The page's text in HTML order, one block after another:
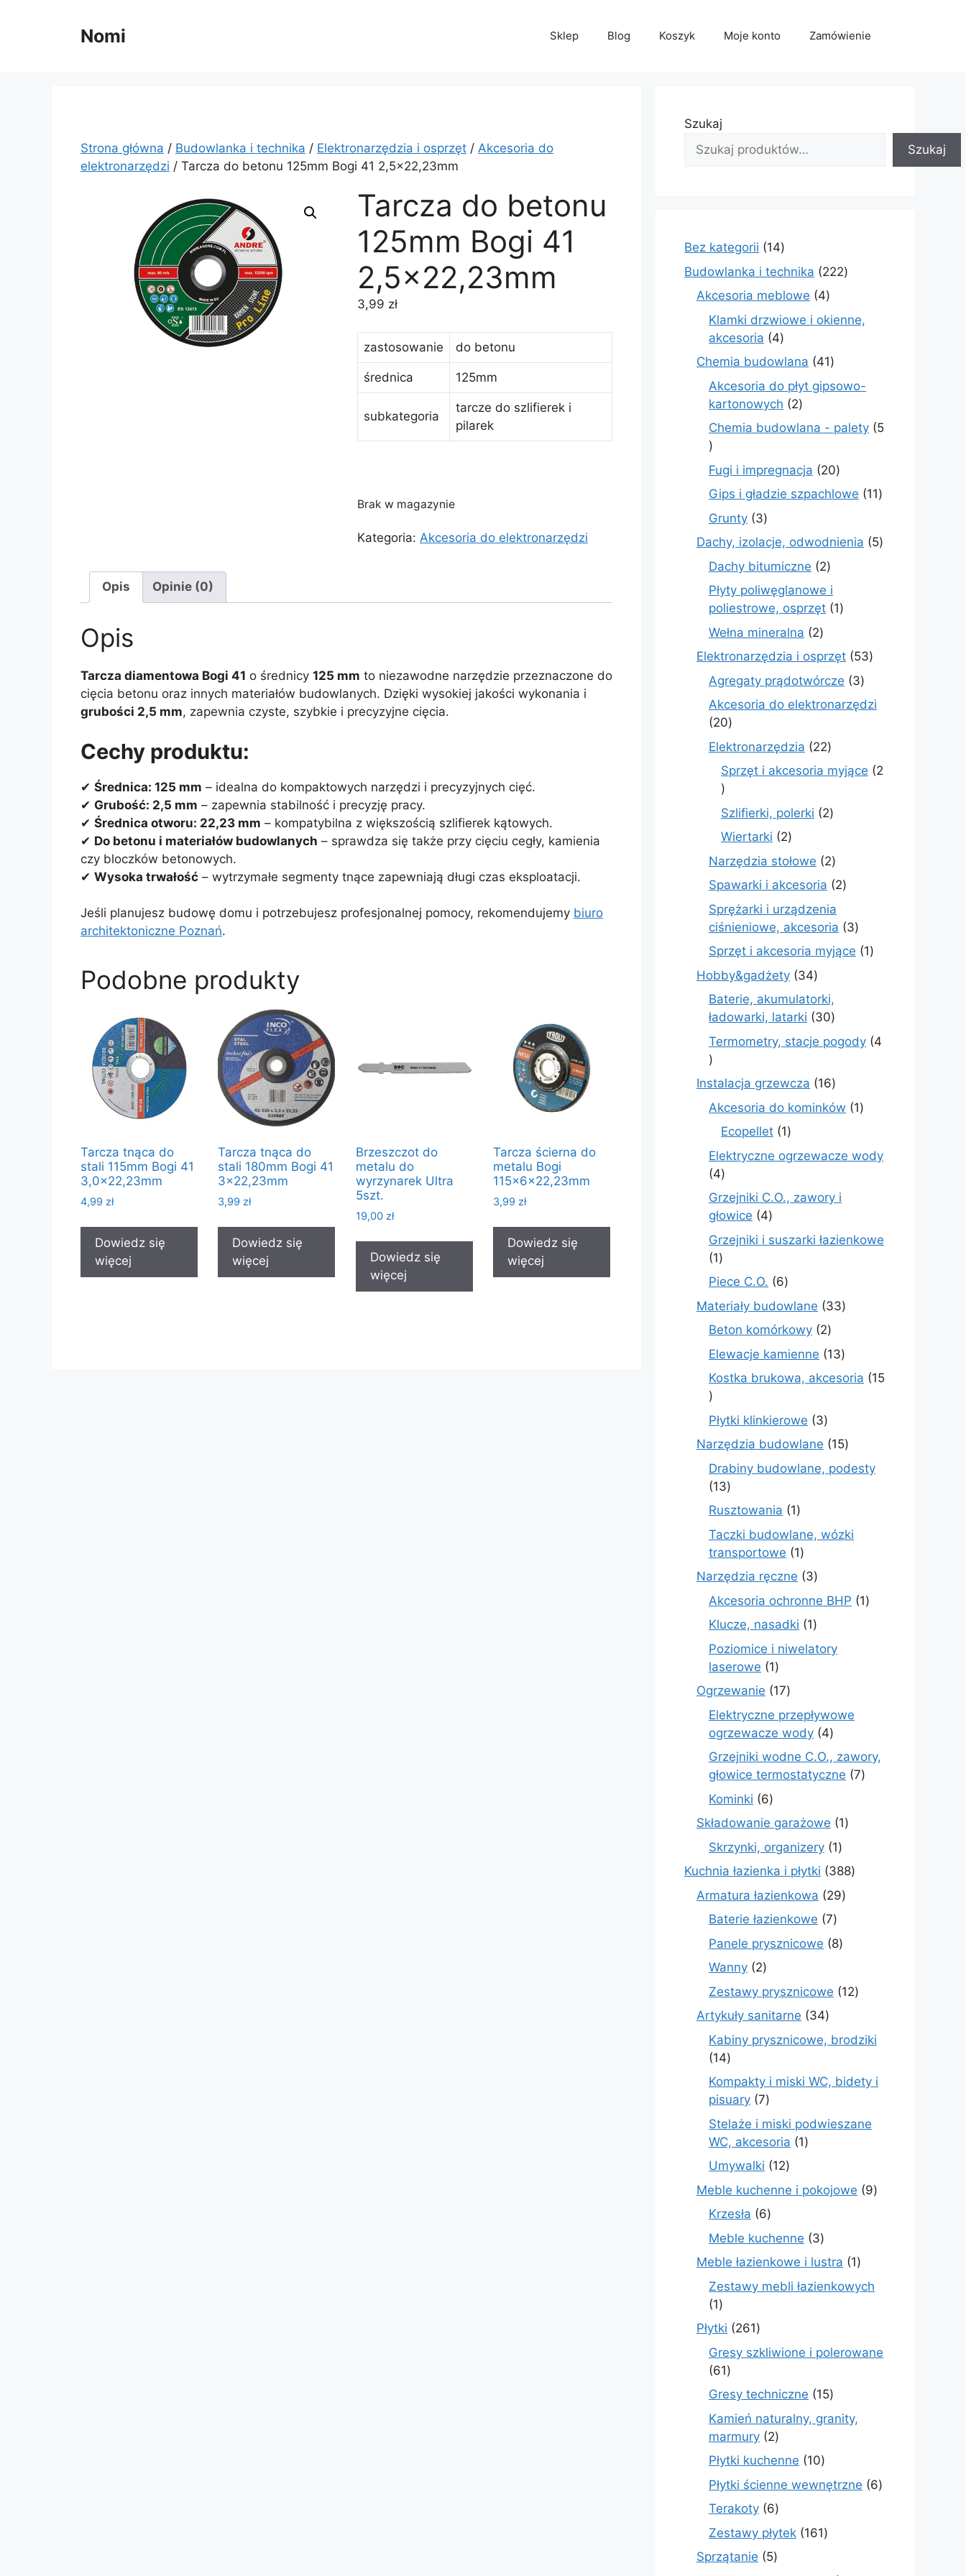
Nomi Sklep Blog Koszyk Moje konto Zamówienie
Strona główna / Budowlanka i technika / Elektronarzędzia i osprzęt / Akcesoria do
elektronarzędzi / Tarcza do betonu 125mm Bogi 41 2,5×22,23mm
Tarcza do betonu
125mm Bogi 41
2,5×22,23mm
3,99 zł
zastosowanie do betonu
średnica 125mm
subkategoria
tarcze do szlifierek i
pilarek
Brak w magazynie
Kategoria: Akcesoria do elektronarzędzi
Opis Opinie (0)
Opis
Tarcza diamentowa Bogi 41 o średnicy 125 mm to niezawodne narzędzie przeznaczone do
cięcia betonu oraz innych materiałów budowlanych. Dzięki wysokiej jakości wykonania i
grubości 2,5 mm, zapewnia czyste, szybkie i precyzyjne cięcia.
Cechy produktu:
✔ Średnica: 125 mm – idealna do kompaktowych narzędzi i precyzyjnych cięć.
✔ Grubość: 2,5 mm – zapewnia stabilność i precyzję pracy.
✔ Średnica otworu: 22,23 mm – kompatybilna z większością szlifierek kątowych.
✔ Do betonu i materiałów budowlanych – sprawdza się także przy cięciu cegły, kamienia
czy bloczków betonowych.
✔ Wysoka trwałość – wytrzymałe segmenty tnące zapewniają długi czas eksploatacji.
Jeśli planujesz budowę domu i potrzebujesz profesjonalnej pomocy, rekomendujemy biuro
architektoniczne Poznań.
Podobne produkty
Tarcza tnąca do
stali 115mm Bogi 41
3,0×22,23mm
4,99 zł
Dowiedz się
więcej
Tarcza tnąca do
stali 180mm Bogi 41
3×22,23mm
3,99zł
Dowiedz się
więcej
Brzeszczot do
metalu do
wyrzynarek Ultra
5szt.
19,00 zł
Dowiedz się
więcej
Tarcza ścierna do
metalu Bogi
115x6x22,23mm
3,99 zł
Dowiedz się
więcej
Szukaj
Szukaj
Bez kategorii 1414
produktów
Budowlanka i technika 222222
Akcesoria meblowe 44
produkty
Klamki drzwiowe i okienne,
akcesoria
44
produkty
Chemia budowlana 4141
Akcesoria do płyt gipsowo-
kartonowych
22
produkty
Chemia budowlana - palety 5
5
produktów
Fugi i impregnacja 2020
produktów
Gips i gładzie szpachlowe 1111
Grunty 33
produkty
Dachy, izolacje, odwodnienia 55
Dachy bitumiczne 22
produkty
Płyty poliwęglanowe i
poliestrowe, osprzęt 11
Wełna mineralna 22
produkty
Elektronarzędzia i osprzęt 5353
Agregaty prądotwórcze 33
produkty
Akcesoria do elektronarzędzi
2020
produktów
Elektronarzędzia 2222
produkty
Sprzęt i akcesoria myjące
2
2
produkty
Szlifierki, polerki 22
Wiertarki 22
produkty
Narzędzia stołowe 22
produkty
Spawarki i akcesoria 22
Sprężarki i urządzenia
ciśnieniowe, akcesoria
33
produkty
Sprzęt i akcesoria myjące 11
Hobby&gadżety 3434
produkty
Baterie, akumulatorki,
ładowarki, latarki
3030
produktów
Termometry, stacje pogody 4
4
produkty
Instalacja grzewcza 1616
produktów
Akcesoria do kominków 11
Ecopellet 11
Elektryczne ogrzewacze wody
44
produkty
Grzejniki C.O., zawory i
głowice
44
produkty
Grzejniki i suszarki łazienkowe
11
produkt
Piece C.O. 66
produktów
Materiały budowlane 3333
Beton komórkowy 22
produkty
Elewacje kamienne 1313
produktów
Kostka brukowa, akcesoria
15
15
produktów
Płytki klinkierowe 33
produkty
Narzędzia budowlane 1515
produktów
Drabiny budowlane, podesty
1313
produktów
Rusztowania 11
produkt
Taczki budowlane, wózki
transportowe
11
produkt
Narzędzia ręczne 33
produkty
Akcesoria ochronne BHP 11
Klucze, nasadki 11
produkt
Poziomice i niwelatory
laserowe
11
produkt
Ogrzewanie 1717
produktów
Elektryczne przepływowe
ogrzewacze wody 44
Grzejniki wodne C.O., zawory,
głowice termostatyczne 77
Kominki 66
produktów
Składowanie garażowe 11
Skrzynki, organizery 11
produkt
Kuchnia łazienka i płytki 388388
Armatura łazienkowa 2929
Baterie łazienkowe 77
produktów
Panele prysznicowe 88
Wanny 22
produkty
Zestawy prysznicowe 1212
Artykuły sanitarne 3434
produkty
Kabiny prysznicowe, brodziki
1414
produktów
Kompakty i miski WC, bidety i
pisuary 77
produktów
Stelaże i miski podwieszane
WC, akcesoria
11
Umywalki 1212
produktów
Meble kuchenne i pokojowe 99
Krzesła 66
produktów
Meble kuchenne 33
produkty
Meble łazienkowe i lustra 11
produkt
Zestawy mebli łazienkowych
11
produkt
Płytki 261261
produktów
Gresy szkliwione i polerowane
6161
produktów
Gresy techniczne 1515
produktów
Kamień naturalny, granity,
marmury 22
produkty
Płytki kuchenne 1010
produktów
Płytki ścienne wewnętrzne 66
Terakoty 66
produktów
Zestawy płytek 161161
Sprzątanie 55